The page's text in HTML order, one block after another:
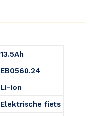
13.5Ah
EB0560.24
Li-ion
Elektrische fiets